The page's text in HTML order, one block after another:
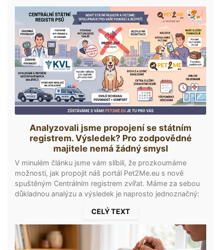
Analyzovali jsme propojení se státním
registrem. Výsledek? Pro zodpovědné
majitele nemá žádný smysl
V minulém článku jsme vám slíbili, že prozkoumáme
možnosti, jak propojit náš portál Pet2Me.eu s nově
spuštěným Centrálním registrem zvířat. Máme za sebou
důkladnou analýzu a výsledek je naprosto jednoznačný:
chovatelům, nepřinesla vůbec žádnou přidanou hodnotu.
Rozhodli jsme se proto do systému neintegrovat. Pojďme
si otevřeně říct, na co jsme přišli a proč váš pes potřebuje
medailonek Pet2Me víc než kdy jindy. Státní registr je
CELÝ TEXT